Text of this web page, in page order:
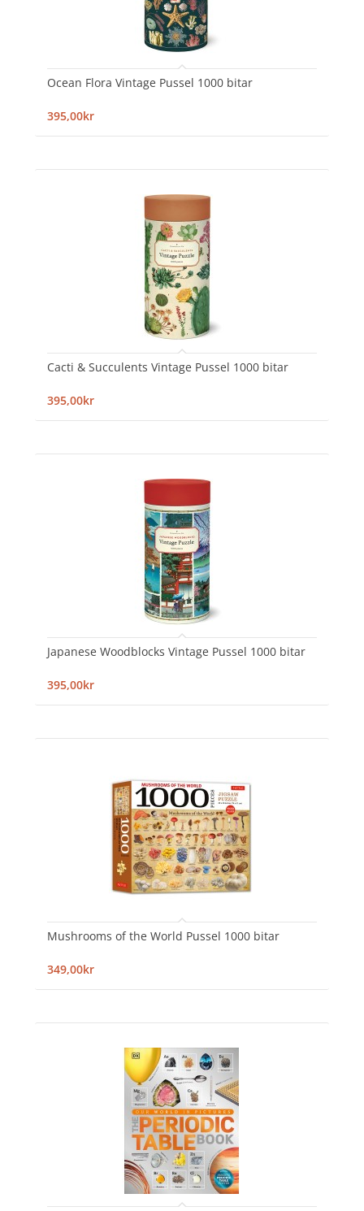
Ocean Flora Vintage Pussel 1000 bitar
395,00kr
Cacti & Succulents Vintage Pussel 1000 bitar
395,00kr
Japanese Woodblocks Vintage Pussel 1000 bitar
395,00kr
Mushrooms of the World Pussel 1000 bitar
349,00kr